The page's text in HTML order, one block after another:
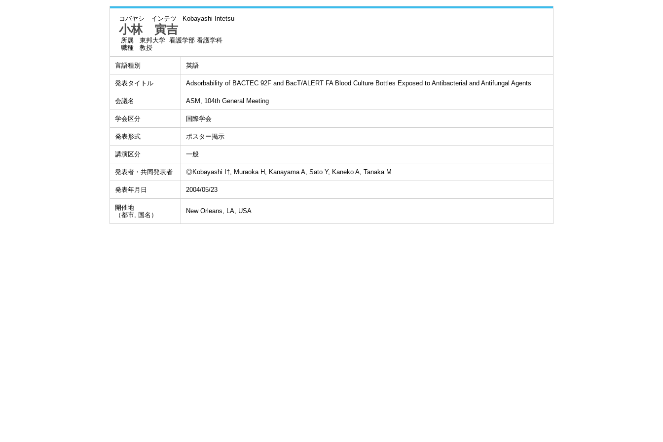
コバヤシ インテツ Kobayashi Intetsu
小林 寅吉
所属
東邦大学 看護学部 看護学科
職種
教授
言語種別 英語
発表タイトル Adsorbability of BACTEC 92F and BacT/ALERT FA Blood Culture Bottles Exposed to Antibacterial and Antifungal Agents
会議名 ASM, 104th General Meeting
学会区分 国際学会
発表形式 ポスター掲示
講演区分 一般
発表者・共同発表者 ◎Kobayashi I†, Muraoka H, Kanayama A, Sato Y, Kaneko A, Tanaka M
発表年月日 2004/05/23
開催地
（都市, 国名）
New Orleans, LA, USA